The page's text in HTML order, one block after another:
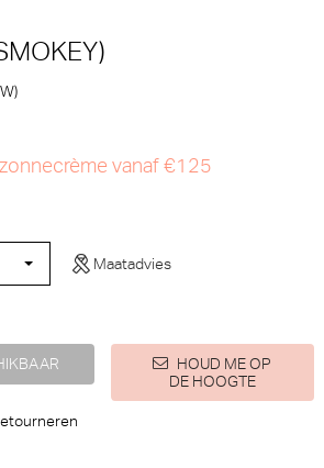
30% korting
vanaf €125
Maatadvies
HOUD ME OP
DE HOOGTE